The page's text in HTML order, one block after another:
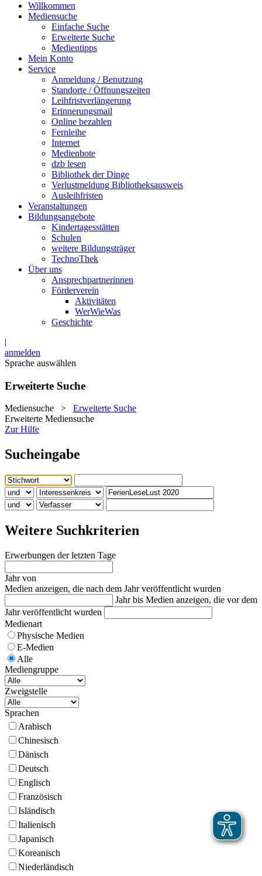
Willkommen
Mediensuche
Einfache Suche
Erweiterte Suche
Medientipps
Mein Konto
Service
Anmeldung / Benutzung
Standorte / Öffnungszeiten
Leihfristverlängerung
Erinnerungsmail
Online bezahlen
Fernleihe
Internet
Medienbote
dzb lesen
Bibliothek der Dinge
Verlustmeldung Bibliotheksausweis
Ausleihfristen
Veranstaltungen
Bildungsangebote
Kindertagesstätten
Schulen
weitere Bildungsträger
TechnoThek
Über uns
Ansprechpartnerinnen
Förderverein
Aktivitäten
WerWieWas
Geschichte
|
anmelden
Sprache auswählen
Erweiterte Suche
Mediensuche > Erweiterte Suche
Erweiterte Mediensuche
Zur Hilfe
Sucheingabe
Weitere Suchkriterien
Erwerbungen der letzten Tage
Jahr von
Medien anzeigen, die nach dem Jahr veröffentlicht wurden
Jahr bis Medien anzeigen, die vor dem
Jahr veröffentlicht wurden
Medienart
Physische Medien
E-Medien
Alle
Mediengruppe
Zweigstelle
Sprachen
Arabisch
Chinesisch
Dänisch
Deutsch
Englisch
Französisch
Isländisch
Italienisch
Japanisch
Koreanisch
Niederländisch